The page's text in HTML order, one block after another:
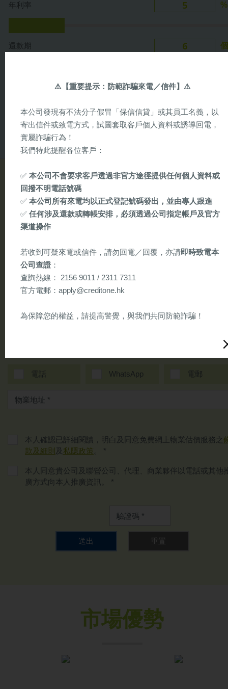
年利率 %
還款期 6
每月還款額
$846
以上計算結果僅作參考用途，一切均以正式貸款申請所批核之結果而定。
物業估價
(*必須填寫)
電話 WhatsApp 電郵
本人確認已詳細閱讀，明白及同意免費網上物業估價服務之
款及細則 及 私隱政策 。 *
本人同意貴公司及聯營公司、代理、商業夥伴以電話或其他
廣方式向本人推廣資訊。 *
送出 重置
市場優勢
⚠️ 【重要提示：防範詐騙來電／信件】 ⚠️
本公司發現有不法分子假冒「保信信貸」或其員工名義，以
寄出信件或致電方式，試圖套取客戶個人資料或誘導回電，
實屬詐騙行為！
我們特此提醒各位客戶：
✅ 本公司不會要求客戶透過非官方途徑提供任何個人資料或
回撥不明電話號碼
✅ 本公司所有來電均以正式登記號碼發出，並由專人跟進
✅ 任何涉及還款或轉帳安排，必須透過公司指定帳戶及官方
渠道操作
若收到可疑來電或信件，請勿回電／回覆，亦請即時致電本
公司查證 ：
查詢熱線： 2156 9011 / 2311 7311
官方電郵：apply@creditone.hk
為保障您的權益，請提高警覺，與我們共同防範詐騙！
保信信貸 敬啟